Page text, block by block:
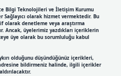
Bilgi Teknolojileri ve İletişim Kurumu
Sağlayıcı olarak hizmet vermektedir. Bu
denetleme veya araştırma
Ancak, üyelerimiz yazdıkları içeriklerin
üye olarak bu sorumluluğu kabul
olduğunu düşündüğünüz içerikleri,
bildirmeniz halinde, ilgili içerikler